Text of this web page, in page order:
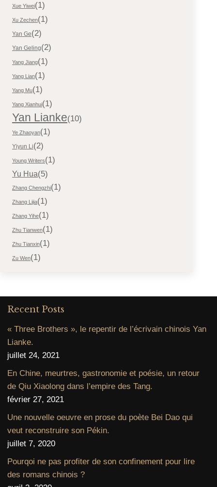
Xue Yiwei(1)
Xu Zechen(1)
Yan Ge(2)
Yan Geling(2)
Yang Jiang(1)
Yang Lian(1)
Yang Mu(1)
Yang Xianhui(1)
Yan Lianke(10)
Ye Zhaoyan(1)
Yiyun Li(2)
Young Writers(1)
Yu Hua(5)
Zhang Chengzhi(1)
Zhang Lijia(1)
Zhang Yihe(1)
Zhu Tianwen(1)
Zhu Tianxin(1)
Zu Wen(1)
Recent Posts
« Three Brothers », le repentir de l’écrivain chinois Yan
Lianke.
juillet 24, 2021
En Chine, meurtres, gastronomie et poésie, un retour
de Qiu Xiaolong dans l’empire des Tang.
février 27, 2021
Une nouvelle oeuvre en prose du poète Bei Dao qui
veut reconstruire son Pékin.
juillet 7, 2020
Pourqoi ne pas profiter de son confinement pour lire
des romans chinois ?